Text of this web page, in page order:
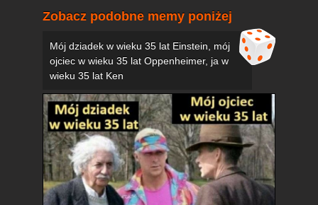
Zobacz podobne memy poniżej
Mój dziadek w wieku 35 lat Einstein, mój
ojciec w wieku 35 lat Oppenheimer, ja w
wieku 35 lat Ken